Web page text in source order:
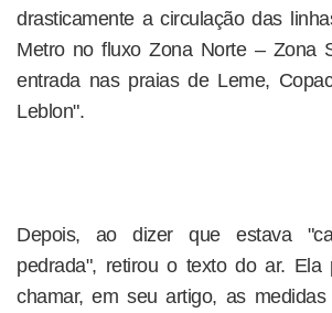
drasticamente a circulação das
Metro no fluxo Zona Norte – Zona
entrada nas praias de Leme,
Leblon".
Depois, ao dizer que estava
pedrada", retirou o texto do ar. Ela
chamar, em seu artigo, as